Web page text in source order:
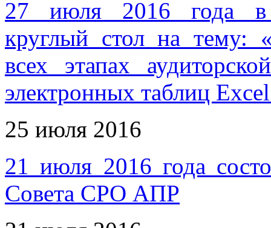
27 июля 2016 года в
круглый стол на тему:
всех этапах
электронных таблиц
25 июля 2016
21 июля 2016 года
Совета СРО АПР